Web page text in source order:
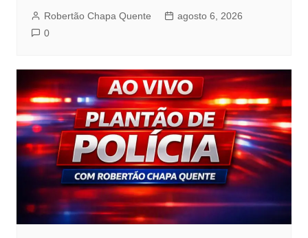
Robertão Chapa Quente
agosto 6, 2026
0